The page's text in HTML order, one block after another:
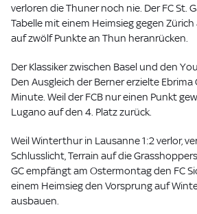
verloren die Thuner noch nie. Der FC St.
Tabelle mit einem Heimsieg gegen
auf zwölf Punkte an Thun heranrücken.
Der Klassiker zwischen Basel und den
Den Ausgleich der Berner erzielte Ebrima
Minute. Weil der FCB nur einen Punkt
Lugano auf den 4. Platz zurück.
Weil Winterthur in Lausanne 1:2 verlor,
Schlusslicht, Terrain auf die
GC empfängt am Ostermontag den FC
einem Heimsieg den Vorsprung auf
ausbauen.